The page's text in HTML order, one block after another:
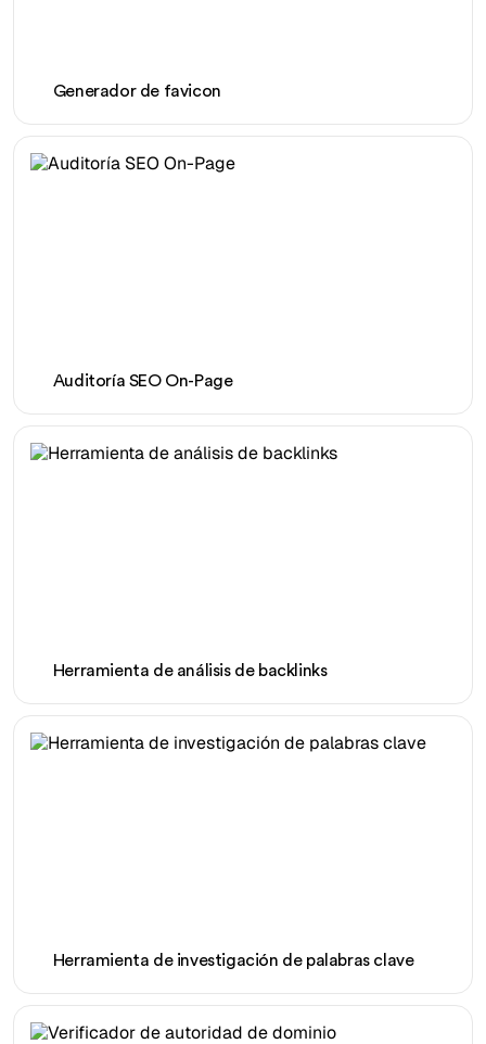
Generador de favicon
Auditoría SEO On-Page
Herramienta de análisis de backlinks
Herramienta de investigación de palabras clave